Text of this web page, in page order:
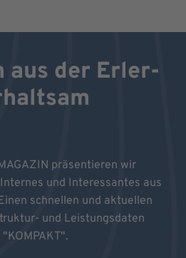
aus der Erler-
präsentieren wir
und Interessantes aus
schnellen und aktuellen
und Leistungsdaten